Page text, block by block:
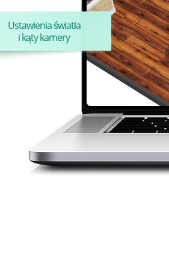
Ustawienia światła
i kąty kamery